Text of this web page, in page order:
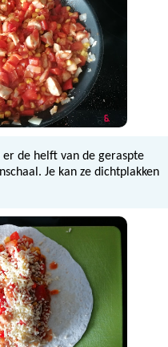
de helft van de geraspte
Je kan ze dichtplakken